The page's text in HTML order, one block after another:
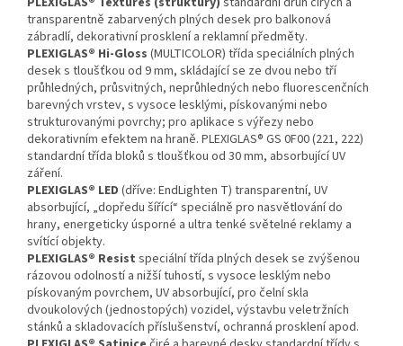
transparentně zabarvených plných desek pro balkonová
zábradlí, dekorativní prosklení a reklamní předměty.
PLEXIGLAS® Hi-Gloss (MULTICOLOR) třída speciálních plných
desek s tloušťkou od 9 mm, skládající se ze dvou nebo tří
průhledných, průsvitných, neprůhledných nebo fluorescenčních
barevných vrstev, s vysoce lesklými, pískovanými nebo
strukturovanými povrchy; pro aplikace s výřezy nebo
dekorativním efektem na hraně. PLEXIGLAS® GS 0F00 (221, 222)
standardní třída bloků s tloušťkou od 30 mm, absorbující UV
záření.
PLEXIGLAS® LED (dříve: EndLighten T) transparentní, UV
absorbující, „dopředu šířící“ speciálně pro nasvětlování do
hrany, energeticky úsporné a ultra tenké světelné reklamy a
svítící objekty.
PLEXIGLAS® Resist speciální třída plných desek se zvýšenou
rázovou odolností a nižší tuhostí, s vysoce lesklým nebo
pískovaným povrchem, UV absorbující, pro čelní skla
dvoukolových (jednostopých) vozidel, výstavbu veletržních
stánků a skladovacích příslušenství, ochranná prosklení apod.